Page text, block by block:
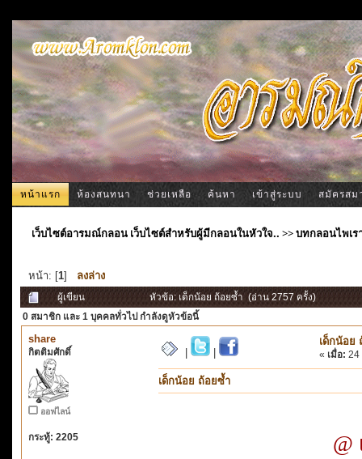
หน้าแรก ห้องสนทนา ช่วยเหลือ ค้นหา เข้าสู่ระบบ สมัครสม
เว็บไซต์อารมณ์กลอน เว็บไซต์สำหรับผู้มีกลอนในหัวใจ.. >>บทกลอนไพเร
หน้า: [1] ลงล่าง
ผู้เขียน
หัวข้อ: เด็กน้อย ถ้อยซ้ำ (อ่าน 2757 ครั้ง)
0 สมาชิก และ 1 บุคคลทั่วไป กำลังดูหัวข้อนี้
share
กิตติมศักดิ์
ออฟไลน์
กระทู้: 2205
เด็กน้อย
« เมื่อ: 24
เด็กน้อย ถ้อยซ้ำ
@